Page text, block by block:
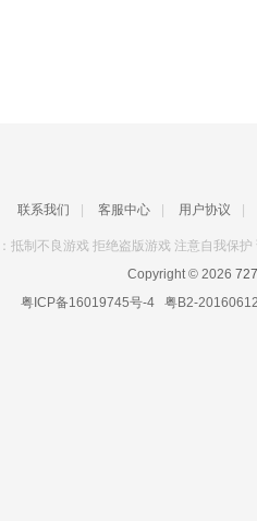
联系我们 客服中心 用户协议
抵制不良游戏 拒绝盗版游戏 注意自我保
Copyright © 2026
粤ICP备16019745号-4粤B2-